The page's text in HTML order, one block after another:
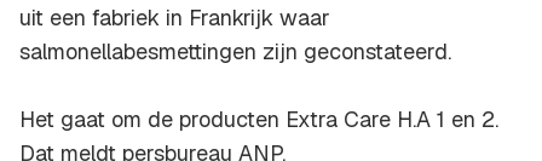
uit een fabriek in Frankrijk waar
salmonellabesmettingen zijn geconstateerd.
Het gaat om de producten Extra Care H.A 1 en 2.
Dat meldt persbureau ANP.